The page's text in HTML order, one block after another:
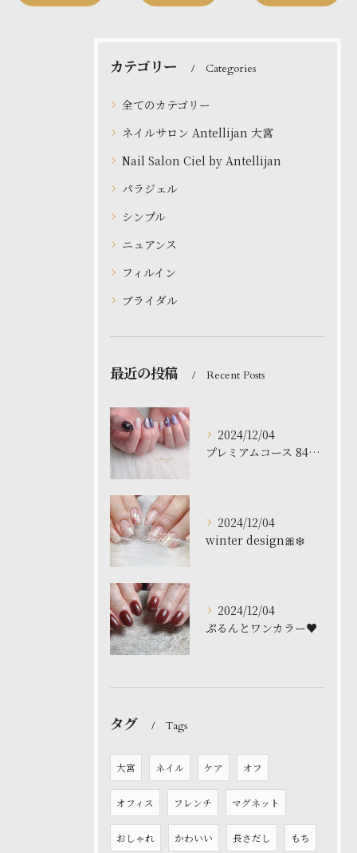
カテゴリー Categories
全てのカテゴリー
ネイルサロン Antellijan 大宮
Nail Salon Ciel by Antellijan
パラジェル
シンプル
ニュアンス
フィルイン
ブライダル
最近の投稿 Recent Posts
2024/12/04
プレミアムコース 8480円
2024/12/04
winter design🎀❄️
2024/12/04
ぷるんとワンカラー♥️
タグ Tags
大宮 ネイル ケア オフ
オフィス フレンチ マグネット
おしゃれ かわいい 長さだし もち